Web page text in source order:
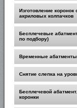
Изготовление
акриловых колпачков
Бесплечевые
по подбору)
Временные абатменты
Снятие слепка на
Бесплечевой
коронки